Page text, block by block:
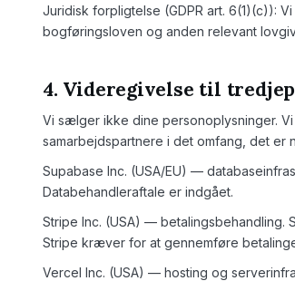
Juridisk forpligtelse (GDPR art. 6(1)(c)):
bogføringsloven og anden relevant
4. Videregivelse til
Vi sælger ikke dine personoplysninger.
samarbejdspartnere i det omfang, det er
Supabase Inc. (USA/EU) —
Databehandleraftale er indgået.
Stripe Inc. (USA) — betalingsbehandling.
Stripe kræver for at gennemføre
Vercel Inc. (USA) — hosting og